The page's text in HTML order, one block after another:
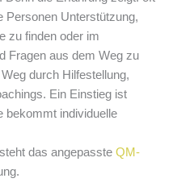
Personen Unterstützung,
zu finden oder im
Fragen aus dem Weg zu
durch Hilfestellung,
Ein Einstieg ist
bekommt individuelle
das angepasste QM-